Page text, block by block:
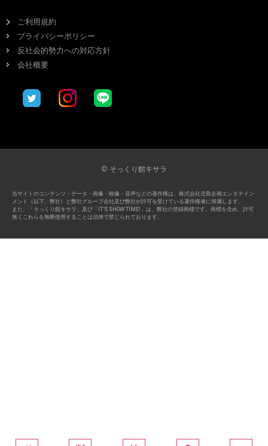
ご利用規約
プライバシーポリシー
反社会的勢力への対応方針
会社概要
© そっくり館キサラ
当サイトのコンテンツ・データ・画像・映像・音声などの著作権は、株式会社児島企画エンタテイン
メント（以下、弊社）と弊社グループ会社及び弊社が許可を受けている著作権者に帰属します。
また、「そっくり館キサラ」及び「IT’S SHOW TIME!」は、弊社の登録商標です。商標を含め、許可
無くこれらを無断使用することは法律で禁じられております。